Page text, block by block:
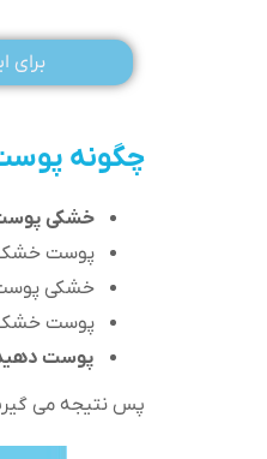
برای
چگونه
خشکی
پوست خشک
خشکی پوست
پوست خشک
پوست
پس نتیجه می